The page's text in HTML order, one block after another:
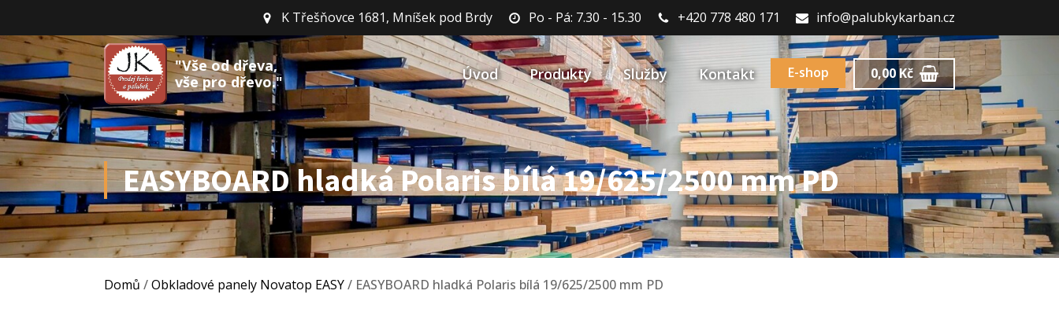
K Třešňovce 1681, Mníšek pod Brdy Po - Pá: 7.30 - 15.30 +420 778 480 171 info@palubkykarban.cz
"Vše od dřeva,
vše pro dřevo."
Úvod Produkty Služby Kontakt E-shop 0,00 Kč
EASYBOARD hladká Polaris bílá 19/625/2500 mm PD
Domů /Obkladové panely Novatop EASY/ EASYBOARD hladká Polaris bílá 19/625/2500 mm PD